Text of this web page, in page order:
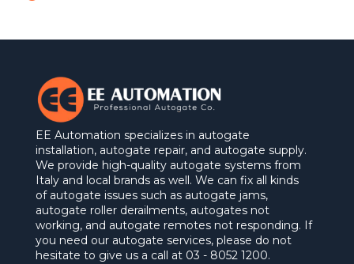
EE Automation specializes in autogate
installation, autogate repair, and autogate supply.
We provide high-quality autogate systems from
Italy and local brands as well. We can fix all kinds
of autogate issues such as autogate jams,
autogate roller derailments, autogates not
working, and autogate remotes not responding. If
you need our autogate services, please do not
hesitate to give us a call at 03 - 8052 1200.